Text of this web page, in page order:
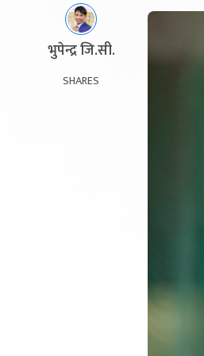
भुपेन्द्र जि.सी.
SHARES